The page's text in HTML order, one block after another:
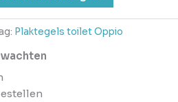
Plaktegels toilet Oppio